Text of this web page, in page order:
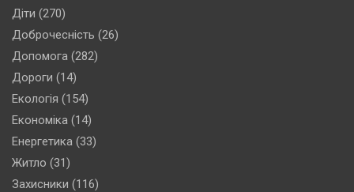
Діти (270)
Доброчесність (26)
Допомога (282)
Дороги (14)
Екологія (154)
Економіка (14)
Енергетика (33)
Житло (31)
Захисники (116)